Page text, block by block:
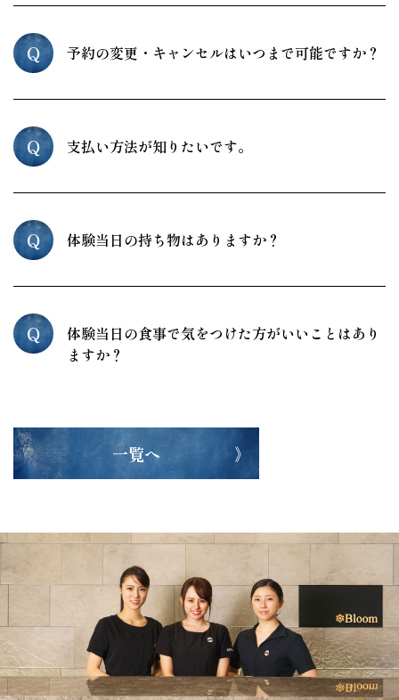
Q 予約の変更・キャンセルはいつまで可能ですか？
Q 支払い方法が知りたいです。
Q 体験当日の持ち物はありますか？
Q
体験当日の食事で気をつけた方がいいことはあり
ますか？
一覧へ